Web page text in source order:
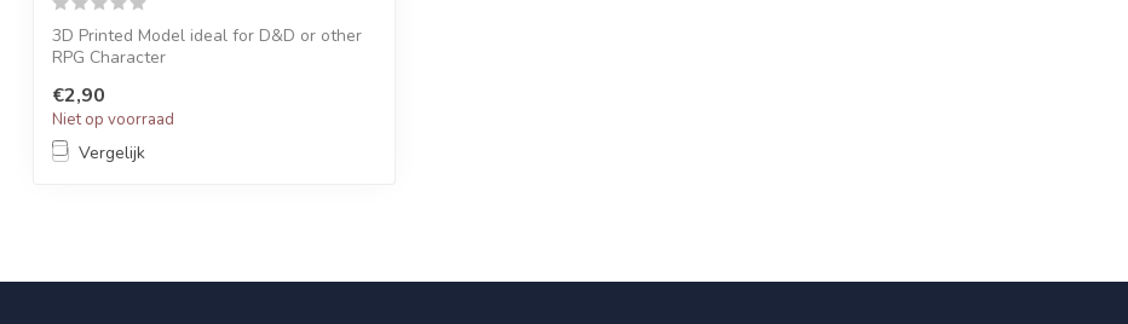
3D Printed Model ideal for D&D or other
RPG Character
€2,90
Niet op voorraad
Vergelijk